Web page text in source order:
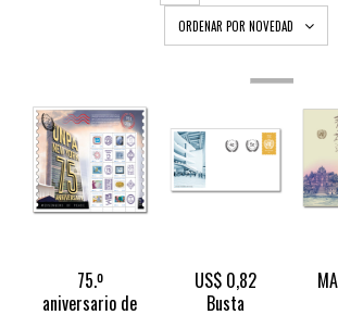
ORDENAR POR NOVEDAD
75.º
aniversario de
US$ 0,82
Busta
OUT
OF